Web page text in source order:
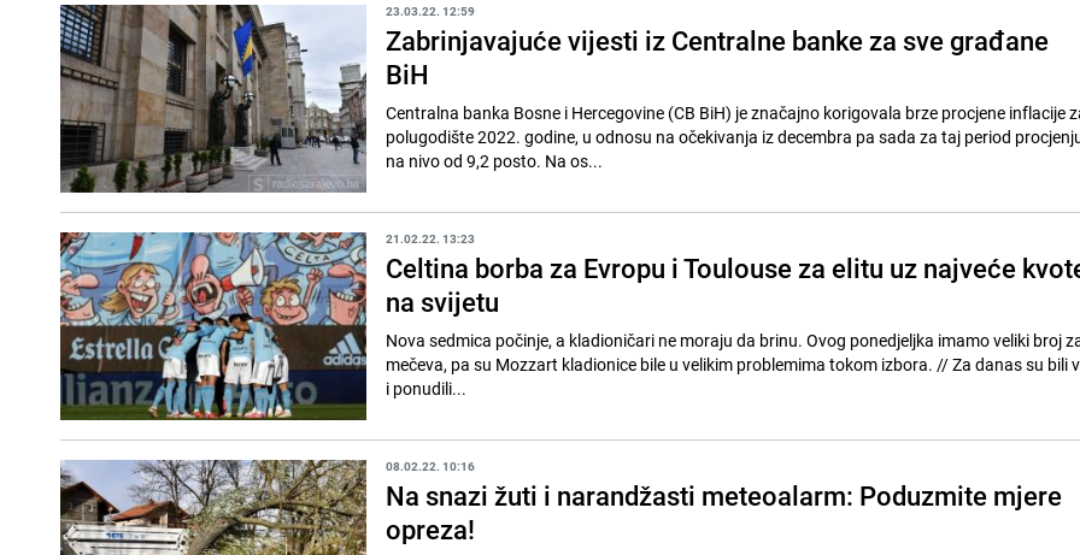
23.03.22. 12:59
Zabrinjavajuće vijesti iz Centralne banke za sve građane
BiH
Centralna banka Bosne i Hercegovine (CB BiH) je značajno korigovala brze procjene inflacije
polugodište 2022. godine, u odnosu na očekivanja iz decembra pa sada za taj period
na nivo od 9,2 posto. Na os...
21.02.22. 13:23
Celtina borba za Evropu i Toulouse za elitu uz najveće
na svijetu
Nova sedmica počinje, a kladioničari ne moraju da brinu. Ovog ponedjeljka imamo veliki broj
mečeva, pa su Mozzart kladionice bile u velikim problemima tokom izbora. // Za danas su bili velikodušni
i ponudili...
08.02.22. 10:16
Na snazi žuti i narandžasti meteoalarm: Poduzmite mjere
opreza!